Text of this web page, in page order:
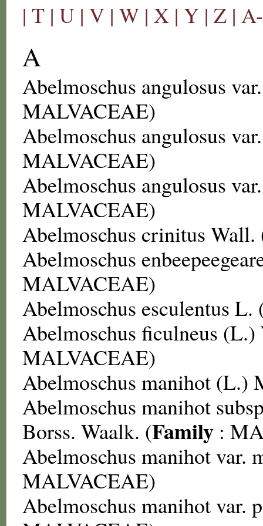
| T | U | V | W | X | Y | Z |
A
Abelmoschus angulosus
MALVACEAE)
Abelmoschus angulosus
MALVACEAE)
Abelmoschus angulosus
MALVACEAE)
Abelmoschus crinitus Wall.
Abelmoschus
MALVACEAE)
Abelmoschus esculentus L.
Abelmoschus ficulneus (L.)
MALVACEAE)
Abelmoschus manihot (L.)
Abelmoschus manihot
Borss. Waalk. (Family :
Abelmoschus manihot var.
MALVACEAE)
Abelmoschus manihot var.